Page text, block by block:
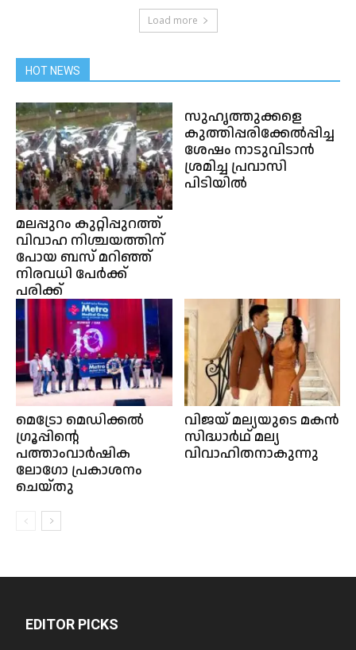
Load more
HOT NEWS
മലപ്പുറം കുറ്റിപ്പുറത്ത്
വിവാഹ നിശ്ചയത്തിന്
പോയ ബസ് മറിഞ്ഞ്
നിരവധി പേർക്ക്
പരിക്ക്
സുഹൃത്തുക്കളെ
കുത്തിപ്പരിക്കേല്‍പ്പിച്ച
ശേഷം നാടുവിടാന്‍
ശ്രമിച്ച പ്രവാസി
പിടിയില്‍
മെട്രോ മെഡിക്കൽ
ഗ്രൂപ്പിന്റെ
പത്താംവാർഷിക
ലോഗോ പ്രകാശനം
ചെയ്തു
വിജയ് മല്യയുടെ മകൻ
സിദ്ധാർഥ് മല്യ
വിവാഹിതനാകുന്നു
EDITOR PICKS